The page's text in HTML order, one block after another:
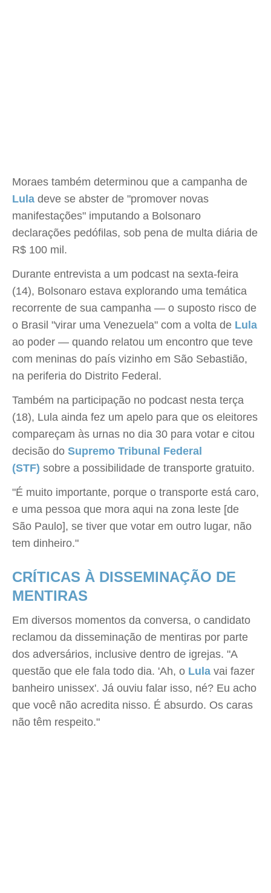
Moraes também determinou que a campanha de
Lula deve se abster de "promover novas
manifestações" imputando a Bolsonaro
declarações pedófilas, sob pena de multa diária de
R$ 100 mil.
Durante entrevista a um podcast na sexta-feira
(14), Bolsonaro estava explorando uma temática
recorrente de sua campanha — o suposto risco de
o Brasil "virar uma Venezuela" com a volta de Lula
ao poder — quando relatou um encontro que teve
com meninas do país vizinho em São Sebastião,
na periferia do Distrito Federal.
Também na participação no podcast nesta terça
(18), Lula ainda fez um apelo para que os eleitores
compareçam às urnas no dia 30 para votar e citou
decisão do Supremo Tribunal Federal
(STF) sobre a possibilidade de transporte gratuito.
"É muito importante, porque o transporte está caro,
e uma pessoa que mora aqui na zona leste [de
São Paulo], se tiver que votar em outro lugar, não
tem dinheiro."
CRÍTICAS À DISSEMINAÇÃO DE
MENTIRAS
Em diversos momentos da conversa, o candidato
reclamou da disseminação de mentiras por parte
dos adversários, inclusive dentro de igrejas. "A
questão que ele fala todo dia. 'Ah, o Lula vai fazer
banheiro unissex'. Já ouviu falar isso, né? Eu acho
que você não acredita nisso. É absurdo. Os caras
não têm respeito."